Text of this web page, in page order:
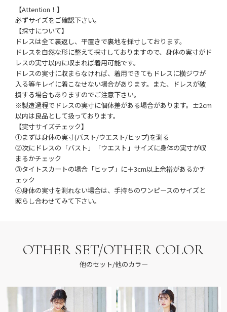
【Attention！】
必ずサイズをご確認下さい。
【採寸について】
ドレスは全て裏返し、平置きで裏地を採寸しております。
ドレスを自然な形に整えて採寸しておりますので、身体の実寸がド
レスの実寸以内に収まれば着用可能です。
ドレスの実寸に収まらなければ、着用できてもドレスに横ジワが
入る等キレイに着こなせない場合があります。また、ドレスが破
損する場合もありますのでご注意下さい。
※製造過程でドレスの実寸に個体差がある場合があります。±2cm
以内は良品として扱っております。
【実寸サイズチェック】
①まずは身体の実寸(バスト/ウエスト/ヒップ)を測る
②次にドレスの「バスト」「ウエスト」サイズに身体の実寸が収
まるかチェック
③タイトスカートの場合「ヒップ」に＋3cm以上余裕があるかチ
ェック
④身体の実寸を測れない場合は、手持ちのワンピースのサイズと
照らし合わせてみて下さい。
OTHER SET/OTHER COLOR
他のセット/他のカラー